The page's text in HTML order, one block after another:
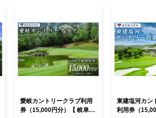
愛岐カントリークラブ利用
券（15,000円分）【 岐阜県
東建塩河カン
利用券（